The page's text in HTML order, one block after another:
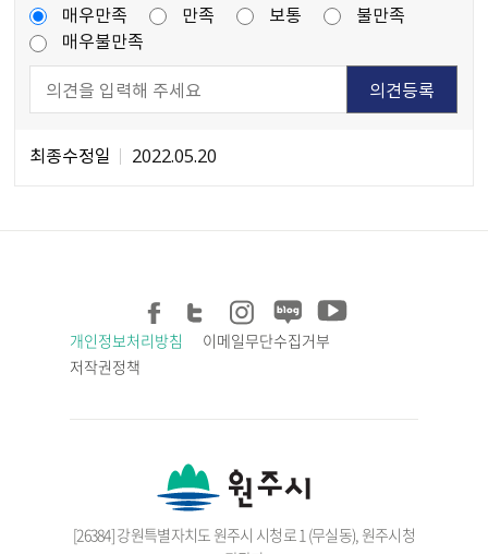
매우만족
만족 보통
불만족
매우불만족
최종수정일 2022.05.20
개인정보처리방침
이메일무단수집거부
저작권정책
[26384] 강원특별자치도 원주시 시청로 1 (무실동), 원주시청